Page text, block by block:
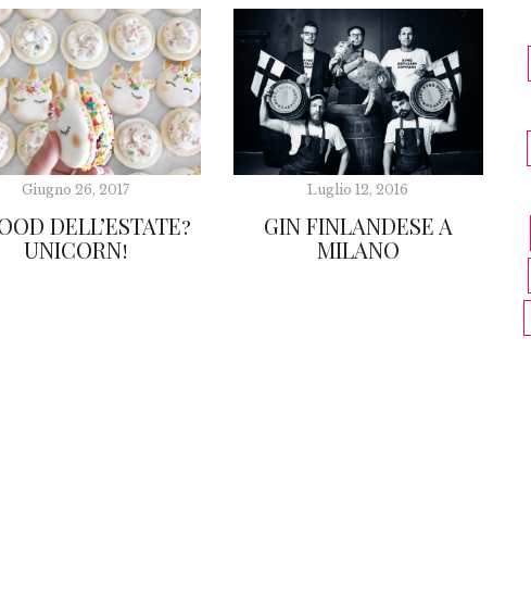
Giugno 26, 2017
DELL’ESTATE?
UNICORN!
Luglio 12, 2016
GIN FINLANDESE A
MILANO